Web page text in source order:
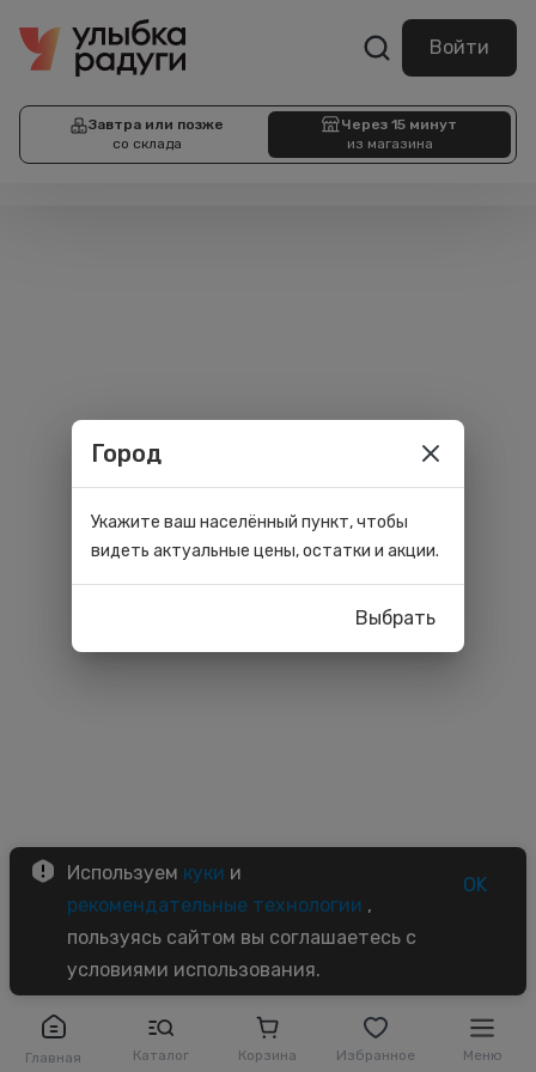
Войти
Завтра или позже
со склада
Через 15 минут
из магазина
Главная Каталог Корзина Избранное Меню
Используем куки и
рекомендательные технологии ,
пользуясь сайтом вы соглашаетесь с
условиями использования.
OK
Город
Укажите ваш населённый пункт, чтобы
видеть актуальные цены, остатки и акции.
Выбрать